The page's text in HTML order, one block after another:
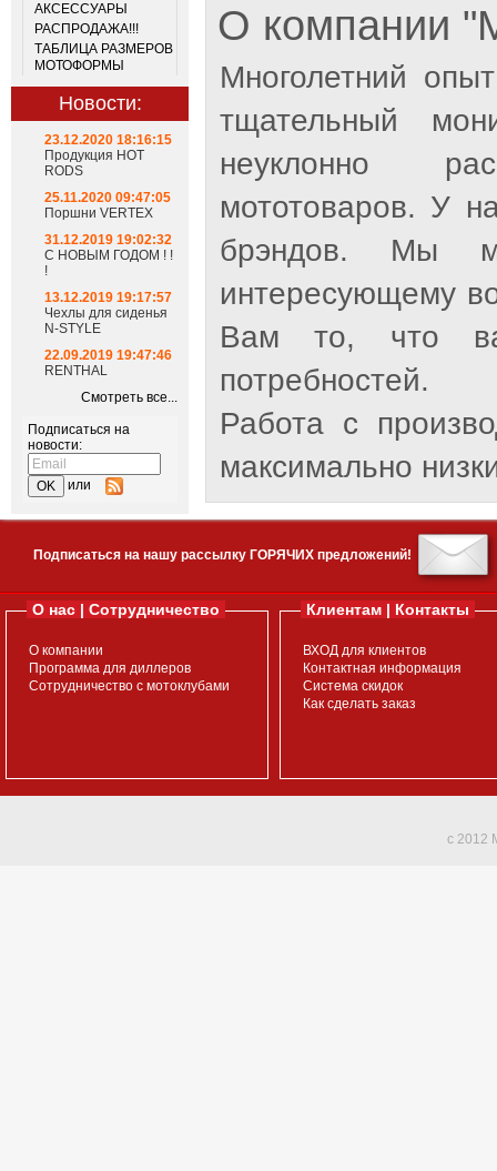
АКСЕССУАРЫ
РАСПРОДАЖА!!!
ТАБЛИЦА РАЗМЕРОВ
МОТОФОРМЫ
Новости:
23.12.2020 18:16:15
Продукция HOT
RODS
25.11.2020 09:47:05
Поршни VERTEX
31.12.2019 19:02:32
С НОВЫМ ГОДОМ ! !
!
13.12.2019 19:17:57
Чехлы для сиденья
N-STYLE
22.09.2019 19:47:46
RENTHAL
Смотреть все...
Подписаться на
новости:
или
О компании
Многолетний
тщательный
неуклонно
мототоваров. У
брэндов. Мы
интересующему
Вам то, что
потребностей.
Работа с
максимально
Подписаться на нашу рассылку ГОРЯЧИХ предложений!
О нас | Сотрудничество
О компании
Программа для диллеров
Сотрудничество с мотоклубами
Клиентам | Контакты
ВХОД для клиентов
Контактная информация
Система скидок
Как сделать заказ
c 2012